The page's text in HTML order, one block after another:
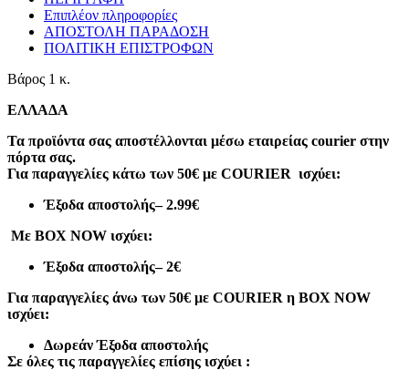
581207
ποσότητα
Επιπλέον πληροφορίες
ΑΠΟΣΤΟΛΗ ΠΑΡΑΔΟΣΗ
ΠΟΛΙΤΙΚΗ ΕΠΙΣΤΡΟΦΩΝ
Βάρος 1 κ.
ΕΛΛΑΔΑ
Τα προϊόντα σας αποστέλλονται μέσω εταιρείας courier στην
πόρτα σας.
Για παραγγελίες κάτω των 50€ με COURIER ισχύει:
Έξοδα αποστολής– 2.99€
Με BOX NOW ισχύει:
Έξοδα αποστολής– 2€
Για παραγγελίες άνω των 50€ με COURIER η BOX NOW
ισχύει:
Δωρεάν Έξοδα αποστολής
Σε όλες τις παραγγελίες επίσης ισχύει :